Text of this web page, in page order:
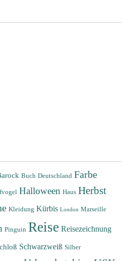
Buch Deutschland Farbe
Halloween Haus Herbst
Kleidung Kürbis London Marseille
Pinguin Reise Reisezeichnung
Schwarzweiß Silber